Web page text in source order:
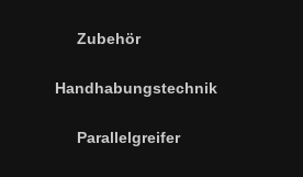
Zubehör
Handhabungstechnik
Parallelgreifer